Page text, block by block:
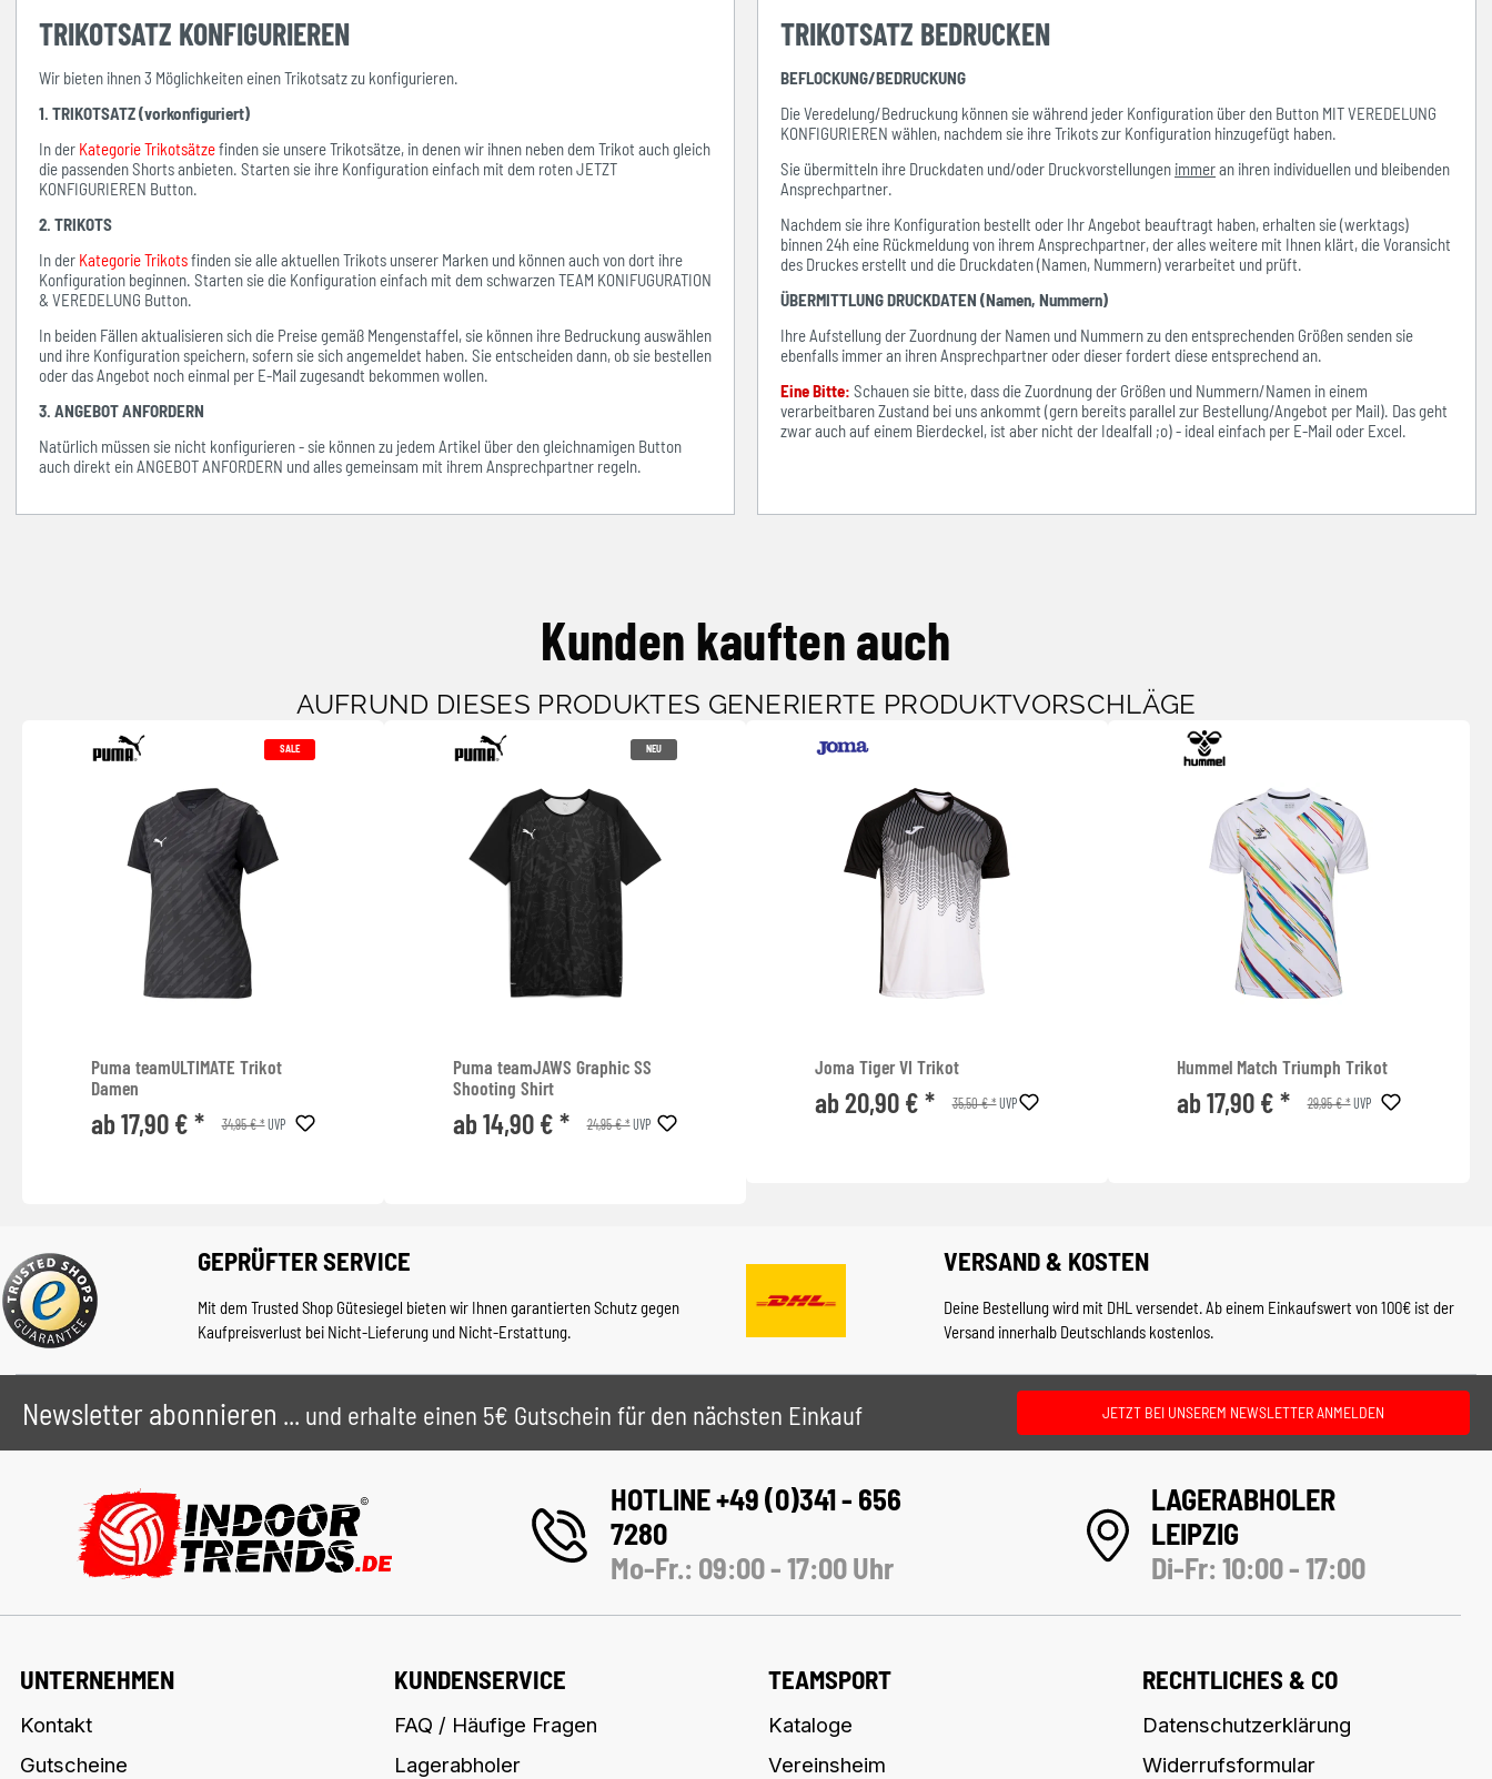
TRIKOTSATZ KONFIGURIEREN
Wir bieten ihnen 3 Möglichkeiten einen Trikotsatz zu konfigurieren.
1. TRIKOTSATZ (vorkonfiguriert)
In der Kategorie Trikotsätzefinden sie unsere Trikotsätze, in denen wir ihnen neben dem Trikot auch gleich
die passenden Shorts anbieten. Starten sie ihre Konfiguration einfach mit dem roten JETZT
KONFIGURIEREN Button.
2. TRIKOTS
In der Kategorie Trikotsfinden sie alle aktuellen Trikots unserer Marken und können auch von dort ihre
Konfiguration beginnen. Starten sie die Konfiguration einfach mit dem schwarzen TEAM KONIFUGURATION
& VEREDELUNG Button.
In beiden Fällen aktualisieren sich die Preise gemäß Mengenstaffel, sie können ihre Bedruckung auswählen
und ihre Konfiguration speichern, sofern sie sich angemeldet haben. Sie entscheiden dann, ob sie bestellen
oder das Angebot noch einmal per E-Mail zugesandt bekommen wollen.
3. ANGEBOT ANFORDERN
Natürlich müssen sie nicht konfigurieren - sie können zu jedem Artikel über den gleichnamigen Button
auch direkt ein ANGEBOT ANFORDERN und alles gemeinsam mit ihrem Ansprechpartner regeln.
TRIKOTSATZ BEDRUCKEN
BEFLOCKUNG/BEDRUCKUNG
Die Veredelung/Bedruckung können sie während jeder Konfiguration über den Button MIT VEREDELUNG
KONFIGURIEREN wählen, nachdem sie ihre Trikots zur Konfiguration hinzugefügt haben.
Sie übermitteln ihre Druckdaten und/oder Druckvorstellungen immeran ihren individuellen und bleibenden
Ansprechpartner.
Nachdem sie ihre Konfiguration bestellt oder Ihr Angebot beauftragt haben, erhalten sie (werktags)
binnen 24h eine Rückmeldung von ihrem Ansprechpartner, der alles weitere mit Ihnen klärt, die Voransicht
des Druckes erstellt und die Druckdaten (Namen, Nummern) verarbeitet und prüft.
ÜBERMITTLUNG DRUCKDATEN (Namen, Nummern)
Ihre Aufstellung der Zuordnung der Namen und Nummern zu den entsprechenden Größen senden sie
ebenfalls immer an ihren Ansprechpartner oder dieser fordert diese entsprechend an.
Eine Bitte: Schauen sie bitte, dass die Zuordnung der Größen und Nummern/Namen in einem
verarbeitbaren Zustand bei uns ankommt (gern bereits parallel zur Bestellung/Angebot per Mail). Das geht
zwar auch auf einem Bierdeckel, ist aber nicht der Idealfall ;o) - ideal einfach per E-Mail oder Excel.
Kunden kauften auch
AUFRUND DIESES PRODUKTES GENERIERTE PRODUKTVORSCHLÄGE
SALE
Puma teamULTIMATE Trikot
Damen
ab 17,90 € * 34,95 € *UVP
NEU
Puma teamJAWS Graphic SS
Shooting Shirt
ab 14,90 € * 24,95 € *UVP
Joma Tiger VI Trikot
ab 20,90 € * 35,50 € *UVP
Hummel Match Triumph Trikot
ab 17,90 € * 29,95 € *UVP
GEPRÜFTER SERVICE
Mit dem Trusted Shop Gütesiegel bieten wir Ihnen garantierten Schutz gegen
Kaufpreisverlust bei Nicht-Lieferung und Nicht-Erstattung.
VERSAND & KOSTEN
Deine Bestellung wird mit DHL versendet. Ab einem Einkaufswert von 100€ ist der
Versand innerhalb Deutschlands kostenlos.
Newsletter abonnieren ... und erhalte einen 5€ Gutschein für den nächsten Einkauf JETZT BEI UNSEREM NEWSLETTER ANMELDEN
HOTLINE +49 (0)341 - 656
7280
Mo-Fr.: 09:00 - 17:00 Uhr
LAGERABHOLER
LEIPZIG
Di-Fr: 10:00 - 17:00
UNTERNEHMEN
Kontakt
Gutscheine
KUNDENSERVICE
FAQ / Häufige Fragen
Lagerabholer
TEAMSPORT
Kataloge
Vereinsheim
RECHTLICHES & CO
Datenschutzerklärung
Widerrufsformular